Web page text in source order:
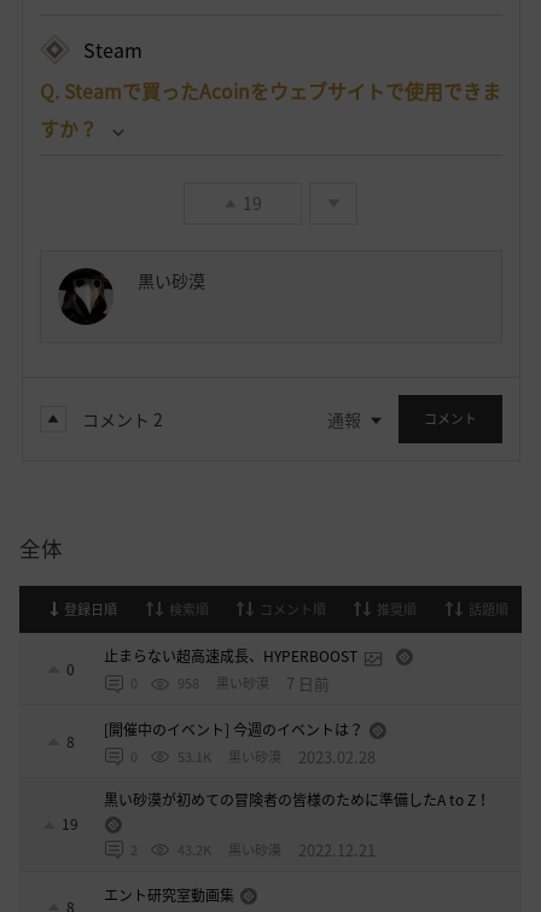
Steam
Q. Steamで買ったAcoinをウェブサイトで使用できま
すか？
19
黒い砂漠
コメント 2 通報 コメント
全体
登録日順 検索順 コメント順 推奨順 話題順
0
止まらない超高速成長、HYPERBOOST
0 958 黒い砂漠 7 日前
8
[開催中のイベント] 今週のイベントは？
0 53.1K 黒い砂漠 2023.02.28
19
黒い砂漠が初めての冒険者の皆様のために準備したA to Z！
2 43.2K 黒い砂漠 2022.12.21
8
エント研究室動画集